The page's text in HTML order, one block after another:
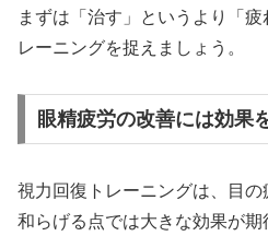
まずは「治す」というより「
レーニングを捉えましょう。
眼精疲労の改善には効果
視力回復トレーニングは、目
和らげる点では大きな効果が期